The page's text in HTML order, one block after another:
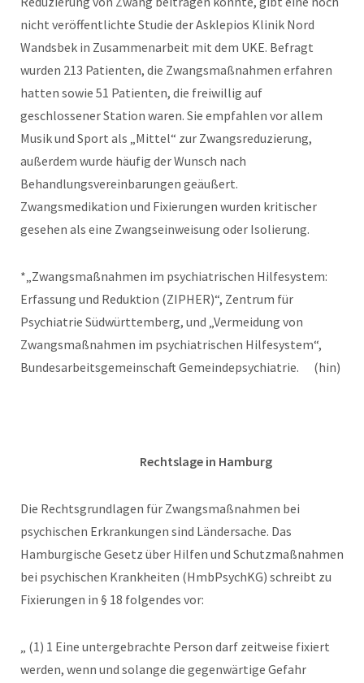
nicht veröffentlichte Studie der Asklepios Klinik Nord
Wandsbek in Zusammenarbeit mit dem UKE. Befragt
wurden 213 Patienten, die Zwangsmaßnahmen erfahren
hatten sowie 51 Patienten, die freiwillig auf
geschlossener Station waren. Sie empfahlen vor allem
Musik und Sport als „Mittel“ zur Zwangsreduzierung,
außerdem wurde häufig der Wunsch nach
Behandlungsvereinbarungen geäußert.
Zwangsmedikation und Fixierungen wurden kritischer
gesehen als eine Zwangseinweisung oder Isolierung.
*„Zwangsmaßnahmen im psychiatrischen Hilfesystem:
Erfassung und Reduktion (ZIPHER)“, Zentrum für
Psychiatrie Südwürttemberg, und „Vermeidung von
Zwangsmaßnahmen im psychiatrischen Hilfesystem“,
Bundesarbeitsgemeinschaft Gemeindepsychiatrie. (hin)
Rechtslage in Hamburg
Die Rechtsgrundlagen für Zwangsmaßnahmen bei
psychischen Erkrankungen sind Ländersache. Das
Hamburgische Gesetz über Hilfen und Schutzmaßnahmen
bei psychischen Krankheiten (HmbPsychKG) schreibt zu
Fixierungen in § 18 folgendes vor:
„ (1) 1 Eine untergebrachte Person darf zeitweise fixiert
werden, wenn und solange die gegenwärtige Gefahr